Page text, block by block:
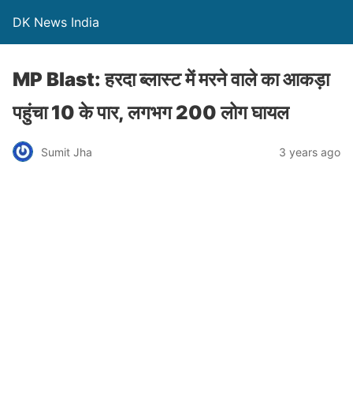
DK News India
MP Blast: हरदा ब्लास्ट में मरने वाले का आकड़ा
पहुंचा 10 के पार, लगभग 200 लोग घायल
Sumit Jha 3 years ago